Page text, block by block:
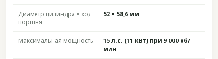
Диаметр цилиндра × ход
поршня
52 × 58,6 мм
Максимальная мощность
15 л.с. (11 кВт) при 9 000 об/
мин